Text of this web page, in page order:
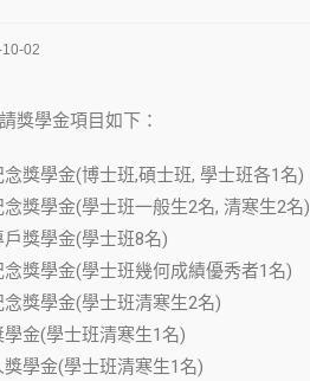
02
獎學金項目如下：
念獎學金(博士班,碩士班, 學士班各1名)
獎學金(學士班一般生2名, 清寒生2名)
獎學金(學士班8名)
獎學金(學士班幾何成績優秀者1名)
獎學金(學士班清寒生2名)
金(學士班清寒生1名)
獎學金(學士班清寒生1名)